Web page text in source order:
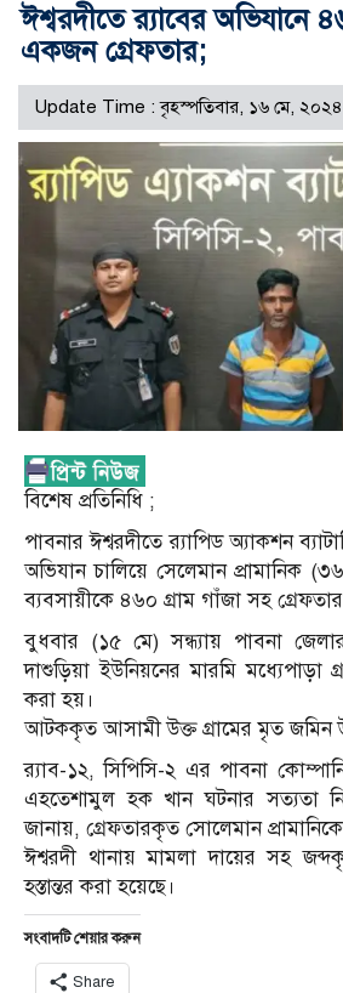
ঈশ্বরদীতে র‍্যাবের অভিযানে
একজন গ্রেফতার;
Update Time : বৃহস্পতিবার, ১৬ মে, ২০২৪
বিশেষ প্রতিনিধি ;
পাবনার ঈশ্বরদীতে র‍্যাপিড অ্যাকশন
অভিযান চালিয়ে সেলেমান প্রামানিক
ব্যবসায়ীকে ৪৬০ গ্রাম গাঁজা সহ
বুধবার (১৫ মে) সন্ধ্যায় পাবনা
দাশুড়িয়া ইউনিয়নের মারমি
করা হয়।
আটককৃত আসামী উক্ত গ্রামের মৃত জমিন
র‍্যাব-১২, সিপিসি-২ এর পাবনা
এহতেশামুল হক খান ঘটনার সত্যতা
জানায়, গ্রেফতারকৃত সোলেমান
ঈশ্বরদী থানায় মামলা দায়ের সহ
হস্তান্তর করা হয়েছে।
সংবাদটি শেয়ার করুন
Share